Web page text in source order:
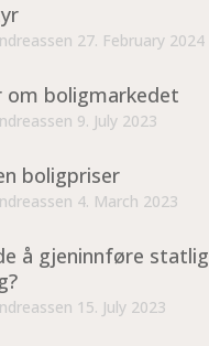
27. February 2024
om boligmarkedet
9. July 2023
boligpriser
4. March 2023
å gjeninnføre statlig
15. July 2023